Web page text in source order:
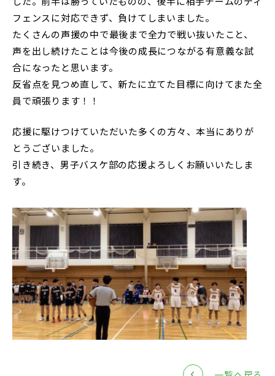
リンク
個人情報保護方針
ソーシャルメディアポリシー
閉じる
フェンスに対応できず、負けてしまいました。
たくさんの声援の中で最後まで全力で戦い抜いたこと、
声を出し続けたことは今後の成長につながる有意義な試
合になったと思います。
反省点を見つめ直して、新たに立てた目標に向けてまた全
員で頑張ります！！
応援に駆けつけていただいた多くの方々、本当にありが
とうございました。
引き続き、男子バスケ部の応援よろしくお願いいたしま
す。